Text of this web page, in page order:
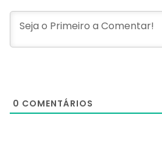
0 COMENTÁRIOS